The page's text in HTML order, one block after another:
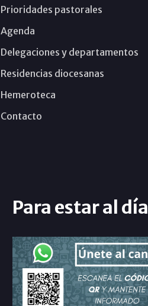
Prioridades pastorales
Agenda
Delegaciones y departamentos
Residencias diocesanas
Hemeroteca
Contacto
Para estar al día